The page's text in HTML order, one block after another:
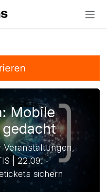
Mobile
Veranstaltungen,
| 22.09. -
sichern